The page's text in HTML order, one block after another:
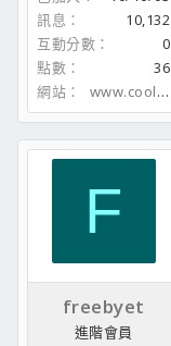
訊息
10,132
互動分數
0
點數
36
網站
www.coolaler.com
F
freebyet
進階會員